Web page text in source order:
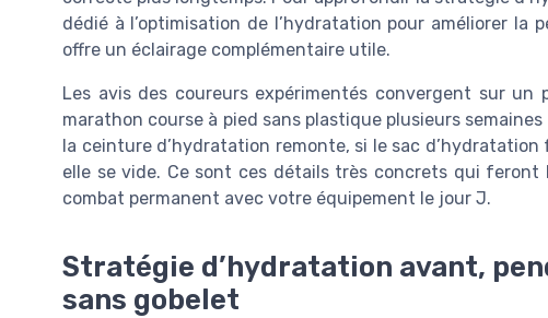
dédié à l’optimisation de l’hydratation pour améliorer
offre un éclairage complémentaire utile.
Les avis des coureurs expérimentés convergent sur
marathon course à pied sans plastique plusieurs
la ceinture d’hydratation remonte, si le sac
elle se vide. Ce sont ces détails très concrets qui
combat permanent avec votre équipement le jour J.
Stratégie d’hydratation avant,
sans gobelet